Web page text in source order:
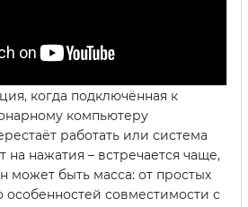
когда подключённая к
компьютеру
работать или система
на нажатия – встречается чаще,
может быть масса: от простых
совместимости с